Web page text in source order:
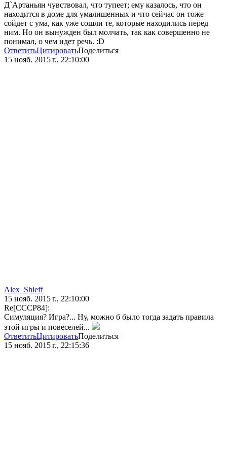
Д`Артаньян чувствовал, что тупеет; ему казалось, что он
находится в доме для умалишенных и что сейчас он тоже
сойдет с ума, как уже сошли те, которые находились перед
ним. Но он вынужден был молчать, так как совершенно не
понимал, о чем идет речь. :D
ОтветитьЦитироватьПоделиться
15 нояб. 2015 г., 22:10:00
Alex_Shieff
15 нояб. 2015 г., 22:10:00
Re[CCCP84]:
Симуляция? Игра?... Ну, можно б было тогда задать правила
этой игры и повеселей...
ОтветитьЦитироватьПоделиться
15 нояб. 2015 г., 22:15:36